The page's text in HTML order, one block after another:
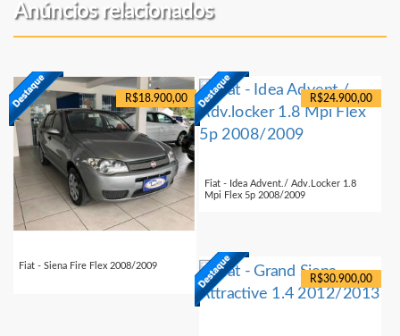
Anúncios relacionados
R$18.900,00
Fiat - Siena Fire Flex 2008/2009
R$24.900,00
Fiat - Idea Advent./ Adv.locker 1.8
Mpi Flex 5p 2008/2009
R$30.900,00